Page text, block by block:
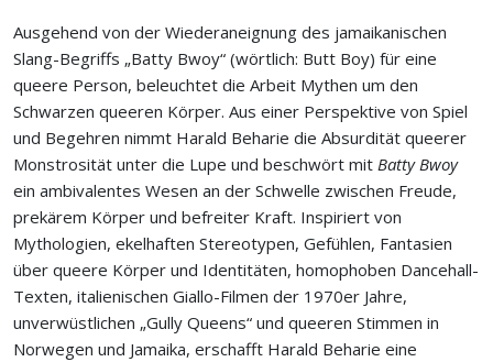
Ausgehend von der Wiederaneignung des jamaikanischen
Slang-Begriffs „Batty Bwoy“ (wörtlich: Butt Boy) für eine
queere Person, beleuchtet die Arbeit Mythen um den
Schwarzen queeren Körper. Aus einer Perspektive von Spiel
und Begehren nimmt Harald Beharie die Absurdität queerer
Monstrosität unter die Lupe und beschwört mit Batty Bwoy
ein ambivalentes Wesen an der Schwelle zwischen Freude,
prekärem Körper und befreiter Kraft. Inspiriert von
Mythologien, ekelhaften Stereotypen, Gefühlen, Fantasien
über queere Körper und Identitäten, homophoben Dancehall-
Texten, italienischen Giallo-Filmen der 1970er Jahre,
unverwüstlichen „Gully Queens“ und queeren Stimmen in
Norwegen und Jamaika, erschafft Harald Beharie eine